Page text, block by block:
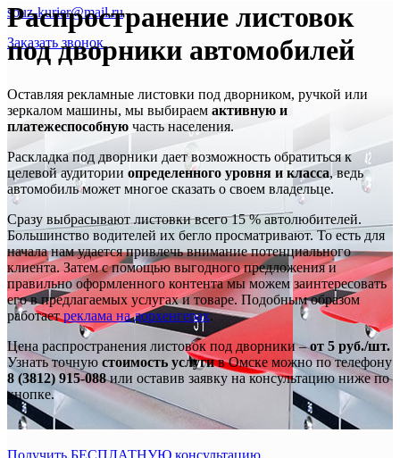
souz-kurier@mail.ru
Заказать звонок
Распространение листовок
под дворники автомобилей
Оставляя рекламные листовки под дворником, ручкой или
зеркалом машины, мы выбираем активную и
платежеспособную часть населения.
Раскладка под дворники дает возможность обратиться к
целевой аудитории определенного уровня и класса, ведь
автомобиль может многое сказать о своем владельце.
Сразу выбрасывают листовки всего 15 % автолюбителей.
Большинство водителей их бегло просматривают. То есть для
начала нам удается привлечь внимание потенциального
клиента. Затем с помощью выгодного предложения и
правильно оформленного контента мы можем заинтересовать
его в предлагаемых услугах и товаре. Подобным образом
работаетреклама на дорхенгерах.
Цена распространения листовок под дворники –от 5 руб./шт.
Узнать точную стоимость услугив Омске можно по телефону
8 (3812) 915-088или оставив заявку на консультацию ниже по
кнопке.
Получить БЕСПЛАТНУЮ консультацию